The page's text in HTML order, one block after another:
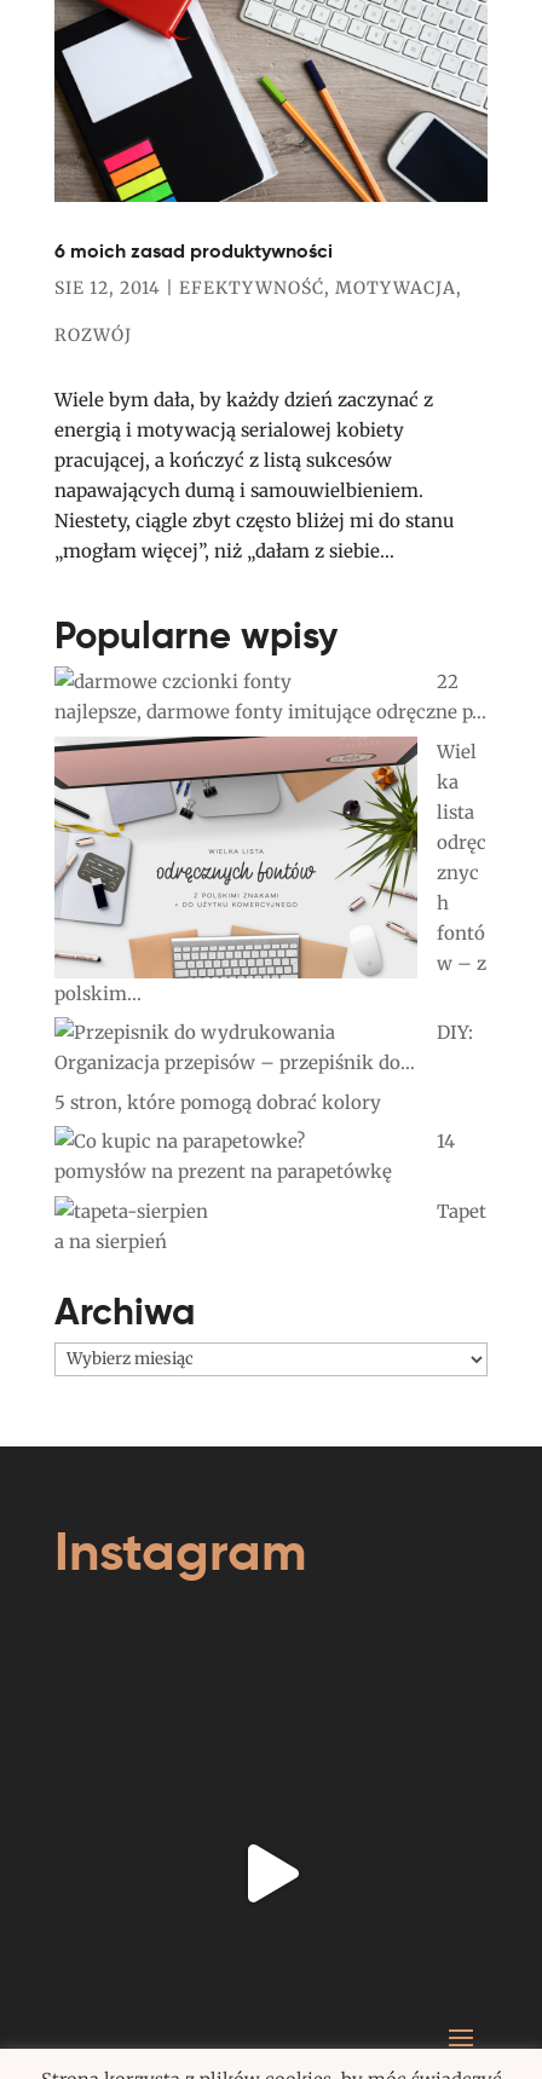
6 moich zasad produktywności
SIE 12, 2014 EFEKTYWNOŚĆ, MOTYWACJA,
ROZWÓJ
Wiele bym dała, by każdy dzień zaczynać z
energią i motywacją serialowej kobiety
pracującej, a kończyć z listą sukcesów
napawających dumą i samouwielbieniem.
Niestety, ciągle zbyt często bliżej mi do stanu
„mogłam więcej”, niż „dałam z siebie...
Popularne wpisy
22
najlepsze, darmowe fonty imitujące odręczne p...
Wiel
ka
lista
odręc
znyc
h
fontó
w – z
polskim...
DIY:
Organizacja przepisów – przepiśnik do...
5 stron, które pomogą dobrać kolory
14
pomysłów na prezent na parapetówkę
Tapet
a na sierpień
Archiwa
Archiwa
Instagram